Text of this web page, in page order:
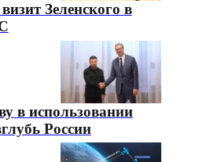
Зеленского в
в использовании
России